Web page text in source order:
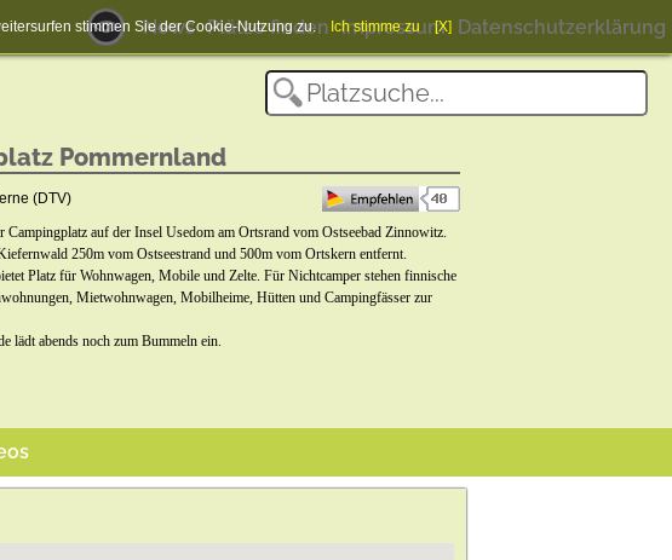
News Plätze finden Impressum Datenschutzerklärung
Pommernland
(DTV)
Campingplatz auf der Insel Usedom am Ortsrand vom Ostseebad Zinnowitz.
250m vom Ostseestrand und 500m vom Ortskern entfernt.
Platz für Wohnwagen, Mobile und Zelte. Für Nichtcamper stehen finnische
Mietwohnwagen, Mobilheime, Hütten und Campingfässer zur
lädt abends noch zum Bummeln ein.
stimmen Sie der Cookie-Nutzung zu. Ich stimme zu [X]